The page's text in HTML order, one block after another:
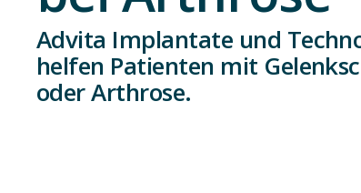
Advita Implantate und
helfen Patienten mit
oder Arthrose.